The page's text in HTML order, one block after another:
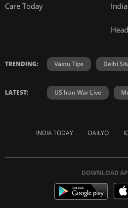
Care Today
TRENDING: Vastu Tips Delhi
LATEST: US Iran War Live
INDIA TODAY DAILYO
DOWNLOAD